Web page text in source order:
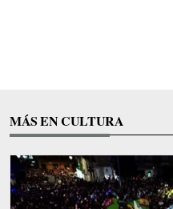
MÁS EN CULTURA